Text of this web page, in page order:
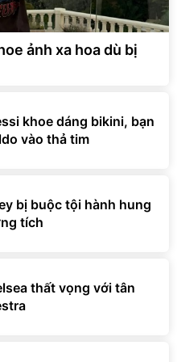
ảnh xa hoa dù bị
khoe dáng bikini, bạn
vào thả tim
bị buộc tội hành hung
tích
thất vọng với tân